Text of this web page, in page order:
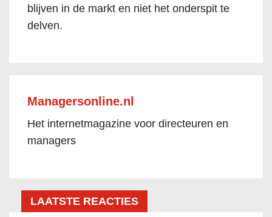
blijven in de markt en niet het onderspit te
delven.
Managersonline.nl
Het internetmagazine voor directeuren en
managers
LAATSTE REACTIES